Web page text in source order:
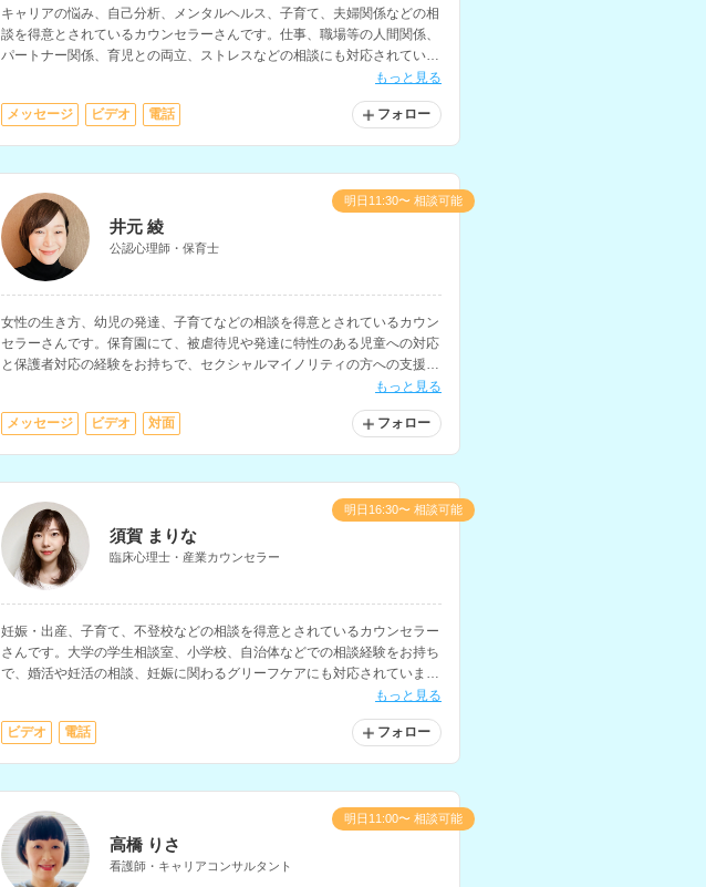
キャリアの悩み、自己分析、メンタルヘルス、子育て、夫婦関係などの相
談を得意とされているカウンセラーさんです。仕事、職場等の人間関係、
パートナー関係、育児との両立、ストレスなどの相談にも対応されていま
もっと見る
メッセージ ビデオ 電話 フォロー
井元 綾
公認心理師・保育士
女性の生き方、幼児の発達、子育てなどの相談を得意とされているカウン
セラーさんです。保育園にて、被虐待児や発達に特性のある児童への対応
と保護者対応の経験をお持ちで、セクシャルマイノリティの方への支援も
もっと見る
メッセージ ビデオ 対面 フォロー
明日11:30〜 相談可能
須賀 まりな
臨床心理士・産業カウンセラー
妊娠・出産、子育て、不登校などの相談を得意とされているカウンセラー
さんです。大学の学生相談室、小学校、自治体などでの相談経験をお持ち
で、婚活や妊活の相談、妊娠に関わるグリーフケアにも対応されていま
もっと見る
ビデオ 電話 フォロー
明日16:30〜 相談可能
高橋 りさ
看護師・キャリアコンサルタント
明日11:00〜 相談可能